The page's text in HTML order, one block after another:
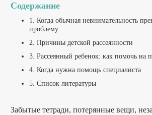
Содержание
1. Когда обычная невнимательность
проблему
2. Причины детской рассеянности
3. Рассеянный ребенок: как помочь на
4. Когда нужна помощь специалиста
5. Список литературы
Забытые тетради, потерянные вещи,